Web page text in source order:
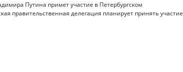
Путина примет участие в Петербургском
правительственная делегация планирует принять участие